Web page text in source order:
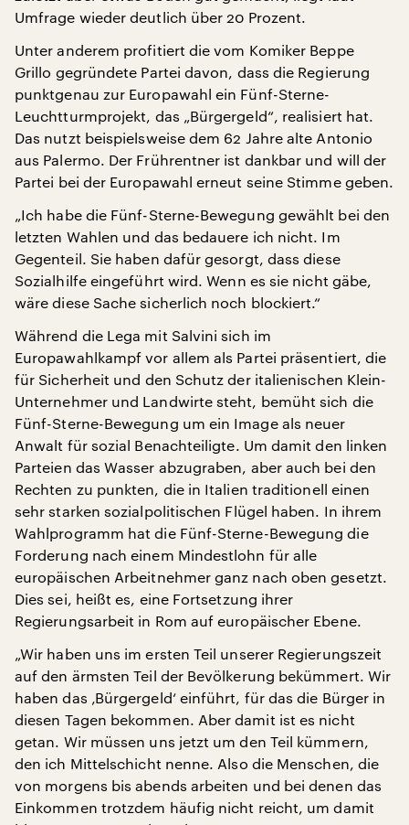
Umfrage wieder deutlich über 20 Prozent.
Unter anderem profitiert die vom Komiker Beppe
Grillo gegründete Partei davon, dass die Regierung
punktgenau zur Europawahl ein Fünf-Sterne-
Leuchtturmprojekt, das „Bürgergeld“, realisiert hat.
Das nutzt beispielsweise dem 62 Jahre alte Antonio
aus Palermo. Der Frührentner ist dankbar und will der
Partei bei der Europawahl erneut seine Stimme geben.
„Ich habe die Fünf-Sterne-Bewegung gewählt bei den
letzten Wahlen und das bedauere ich nicht. Im
Gegenteil. Sie haben dafür gesorgt, dass diese
Sozialhilfe eingeführt wird. Wenn es sie nicht gäbe,
wäre diese Sache sicherlich noch blockiert.“
Während die Lega mit Salvini sich im
Europawahlkampf vor allem als Partei präsentiert, die
für Sicherheit und den Schutz der italienischen Klein-
Unternehmer und Landwirte steht, bemüht sich die
Fünf-Sterne-Bewegung um ein Image als neuer
Anwalt für sozial Benachteiligte. Um damit den linken
Parteien das Wasser abzugraben, aber auch bei den
Rechten zu punkten, die in Italien traditionell einen
sehr starken sozialpolitischen Flügel haben. In ihrem
Wahlprogramm hat die Fünf-Sterne-Bewegung die
Forderung nach einem Mindestlohn für alle
europäischen Arbeitnehmer ganz nach oben gesetzt.
Dies sei, heißt es, eine Fortsetzung ihrer
Regierungsarbeit in Rom auf europäischer Ebene.
„Wir haben uns im ersten Teil unserer Regierungszeit
auf den ärmsten Teil der Bevölkerung bekümmert. Wir
haben das ‚Bürgergeld‘ einführt, für das die Bürger in
diesen Tagen bekommen. Aber damit ist es nicht
getan. Wir müssen uns jetzt um den Teil kümmern,
den ich Mittelschicht nenne. Also die Menschen, die
von morgens bis abends arbeiten und bei denen das
Einkommen trotzdem häufig nicht reicht, um damit